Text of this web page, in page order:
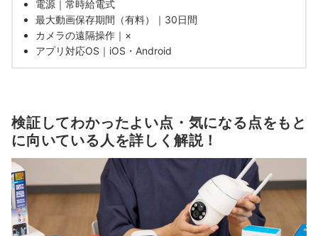
電源｜常時給電式
最大動画保存期間（有料）｜30日間
カメラの遠隔操作｜×
アプリ対応OS｜iOS・Android
検証してわかったよい点・気になる点をもと
に向いている人を詳しく解説！